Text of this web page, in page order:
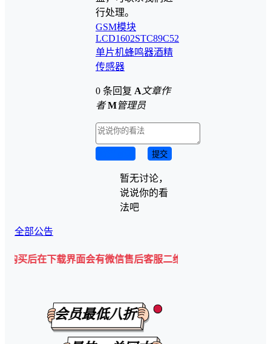
行处理。
GSM模块
LCD1602STC89C52
单片机蜂鸣器酒精
传感器
0 条回复 A 文章作
者 M管理员
提交
暂无讨论，
说说你的看
法吧
全部公告
界面会有微信售后客服二维码💡